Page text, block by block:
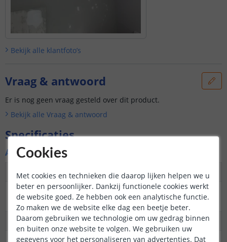
Bekijk alle klantfoto’s
Vraag & antwoord
Er is nog geen vraag gesteld over dit product.
Bekijk alle Vraag & antwoord
Specificaties
Algemene kenmerken
Dimbaar
3M plakstrip over de
gehele lengte
Ja
Garantie
5 jaar
Op maat te knippen
24V: elke 6,25 cm
Cookies
Met cookies en technieken die daarop lijken helpen we u
beter en persoonlijker. Dankzij functionele cookies werkt
de website goed. Ze hebben ook een analytische functie.
Zo maken we de website elke dag een beetje beter.
Daarom gebruiken we technologie om uw gedrag binnen
en buiten onze website te volgen. We gebruiken uw
gegevens voor het personaliseren van advertenties. Dat